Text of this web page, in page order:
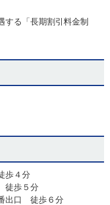
する「長期割引料金制
歩４分
徒歩５分
出口 徒歩６分